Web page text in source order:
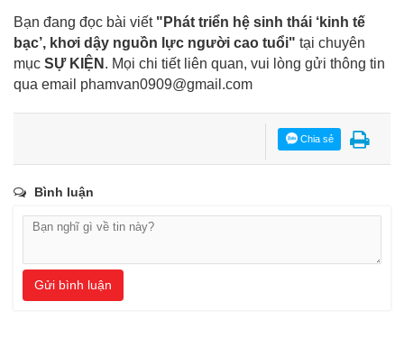
Bạn đang đọc bài viết "Phát triển hệ sinh thái ‘kinh tế
bạc’, khơi dậy nguồn lực người cao tuổi" tại chuyên
mục SỰ KIỆN . Mọi chi tiết liên quan, vui lòng gửi thông tin
qua email phamvan0909@gmail.com
Chia sẻ
Bình luận
Gửi bình luận